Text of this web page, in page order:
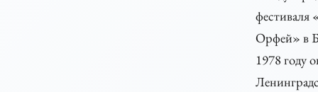
фестиваля
Орфей» в
1978 году